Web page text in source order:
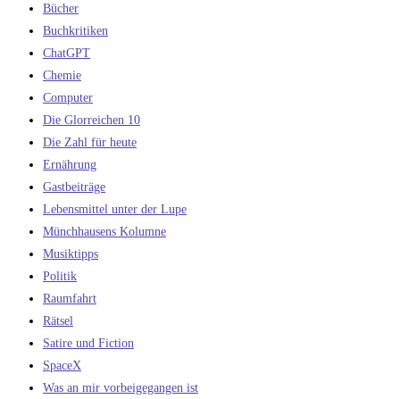
Bücher
Buchkritiken
ChatGPT
Chemie
Computer
Die Glorreichen 10
Die Zahl für heute
Ernährung
Gastbeiträge
Lebensmittel unter der Lupe
Münchhausens Kolumne
Musiktipps
Politik
Raumfahrt
Rätsel
Satire und Fiction
SpaceX
Was an mir vorbeigegangen ist